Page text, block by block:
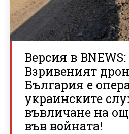
Версия в BNEWS:
Взривеният
България е
украинските
въвличане на
във войната!